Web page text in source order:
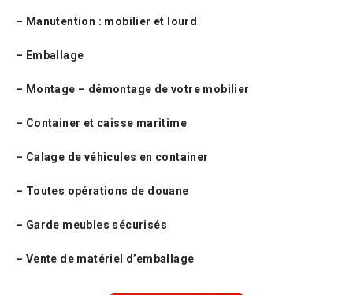
– Manutention : mobilier et lourd
– Emballage
– Montage – démontage de votre mobilier
– Container et caisse maritime
– Calage de véhicules en container
– Toutes opérations de douane
– Garde meubles sécurisés
– Vente de matériel d’emballage